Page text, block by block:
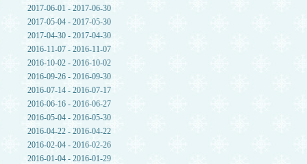
2017-06-01 - 2017-06-30
2017-05-04 - 2017-05-30
2017-04-30 - 2017-04-30
2016-11-07 - 2016-11-07
2016-10-02 - 2016-10-02
2016-09-26 - 2016-09-30
2016-07-14 - 2016-07-17
2016-06-16 - 2016-06-27
2016-05-04 - 2016-05-30
2016-04-22 - 2016-04-22
2016-02-04 - 2016-02-26
2016-01-04 - 2016-01-29